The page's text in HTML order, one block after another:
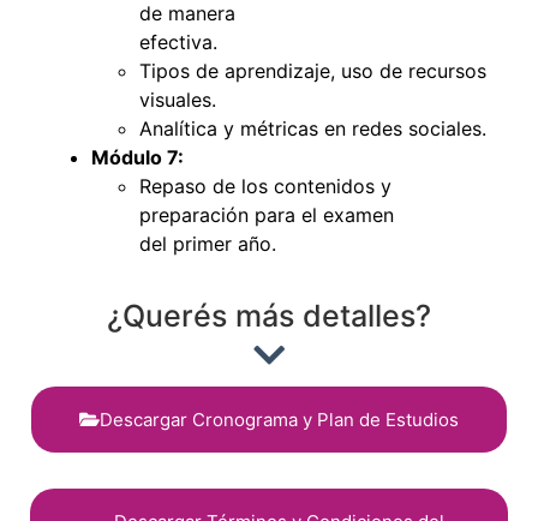
de manera
efectiva.
Tipos de aprendizaje, uso de recursos
visuales.
Analítica y métricas en redes sociales.
Módulo 7:
Repaso de los contenidos y
preparación para el examen
del primer año.
¿Querés más detalles?
Descargar Cronograma y Plan de Estudios